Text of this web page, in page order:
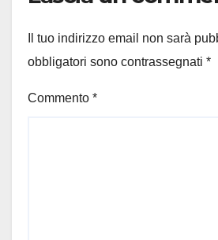
Il tuo indirizzo email non sarà
obbligatori sono contrassegnati *
Commento *